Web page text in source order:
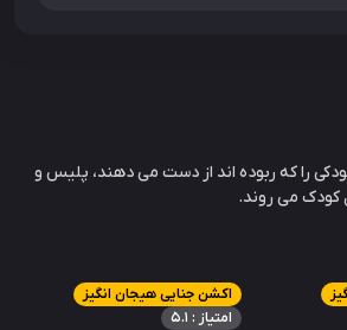
را که ربوده اند از دست می دهند، پلیس و
کودک می روند.
اکشن جنایی هیجان انگیز
امتیاز : 5.1